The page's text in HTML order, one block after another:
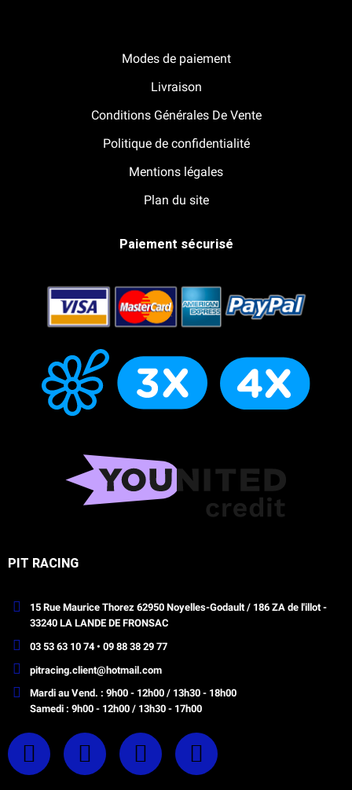
Modes de paiement
Livraison
Conditions Générales De Vente
Politique de confidentialité
Mentions légales
Plan du site
Paiement sécurisé
PIT RACING
15 Rue Maurice Thorez 62950 Noyelles-Godault / 186 ZA de l'illot -
33240 LA LANDE DE FRONSAC
03 53 63 10 74 • 09 88 38 29 77
pitracing.client@hotmail.com
Mardi au Vend. : 9h00 - 12h00 / 13h30 - 18h00
Samedi : 9h00 - 12h00 / 13h30 - 17h00